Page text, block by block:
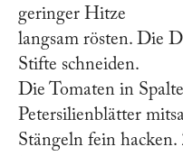
geringer Hitze
langsam rösten. Die
Stifte schneiden.
Die Tomaten in
Petersilienblätter
Stängeln fein